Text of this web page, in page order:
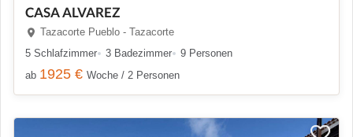
CASA ALVAREZ
Tazacorte Pueblo - Tazacorte
5 Schlafzimmer
3 Badezimmer
9 Personen
ab 1925 € Woche / 2 Personen